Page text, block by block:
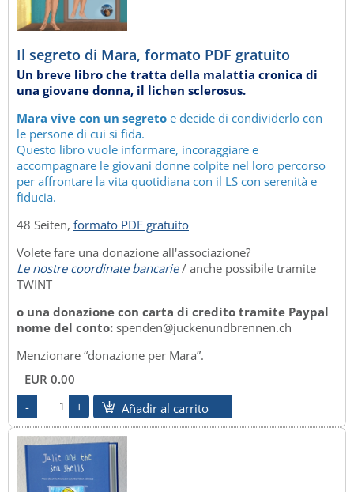
Il segreto di Mara, formato PDF gratuito
Un breve libro che tratta della malattia cronica di
una giovane donna, il lichen sclerosus.
Mara vive con un segreto e decide di condividerlo con
le persone di cui si fida.
Questo libro vuole informare, incoraggiare e
accompagnare le giovani donne colpite nel loro percorso
per affrontare la vita quotidiana con il LS con serenità e
fiducia.
48 Seiten, formato PDF gratuito
Volete fare una donazione all'associazione?
Le nostre coordinate bancarie / anche possibile tramite
TWINT
o una donazione con carta di credito tramite Paypal
nome del conto: spenden@juckenundbrennen.ch
Menzionare “donazione per Mara”.
EUR 0.00
Añadir al carrito